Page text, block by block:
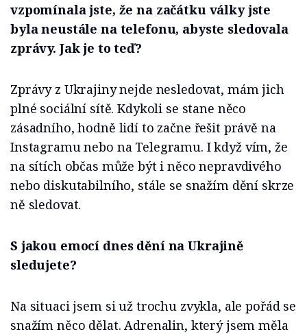
vzpomínala jste, že na začátku války jste
byla neustále na telefonu, abyste sledovala
zprávy. Jak je to teď?
Zprávy z Ukrajiny nejde nesledovat, mám jich
plné sociální sítě. Kdykoli se stane něco
zásadního, hodně lidí to začne řešit právě na
Instagramu nebo na Telegramu. I když vím, že
na sítích občas může být i něco nepravdivého
nebo diskutabilního, stále se snažím dění skrze
ně sledovat.
S jakou emocí dnes dění na Ukrajině
sledujete?
Na situaci jsem si už trochu zvykla, ale pořád se
snažím něco dělat. Adrenalin, který jsem měla